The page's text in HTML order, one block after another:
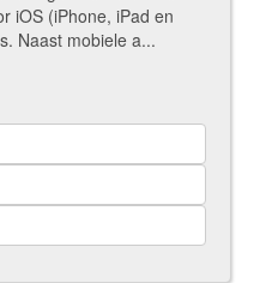
iOS (iPhone, iPad en
Naast mobiele a...